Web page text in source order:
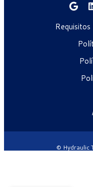
Requisitos
© Hydraulic